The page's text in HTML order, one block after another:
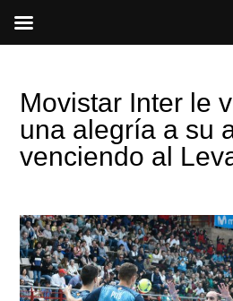
Movistar Inter le
una alegría a su
venciendo al